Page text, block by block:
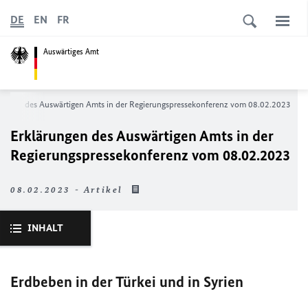
Auswärtiges Amt
DE EN FR
des Auswärtigen Amts in der Regierungspressekonferenz vom 08.02.2023
Erklärungen des Auswärtigen Amts in der
Regierungspressekonferenz vom 08.02.2023
08.02.2023 - Artikel
INHALT
Erdbeben in der Türkei und in Syrien